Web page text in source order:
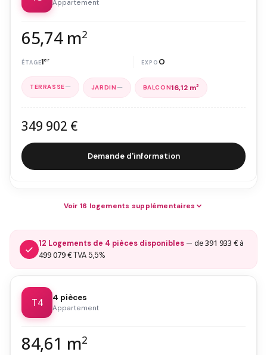
Appartement
65,74 m2
1er O
— — 16,12 m2
349 902 €
Demande d'information
Voir 16 logements supplémentaires
12 Logements de 4 pièces disponibles — de391 933 € à
499 079 €TVA 5,5%
T4 4 pièces
Appartement
84,61 m2